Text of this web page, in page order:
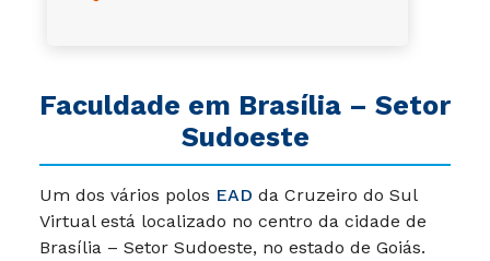
Faculdade em Brasília – Setor
Sudoeste
Um dos vários polos EAD da Cruzeiro do Sul
Virtual está localizado no centro da cidade de
Brasília – Setor Sudoeste, no estado de Goiás.